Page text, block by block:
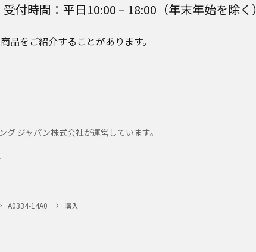
受付時間：平日10:00 – 18:00（年末年始を除く）
品をご紹介することがあります。
ジャパン株式会社が運営しています。
A0334-14A0 購入